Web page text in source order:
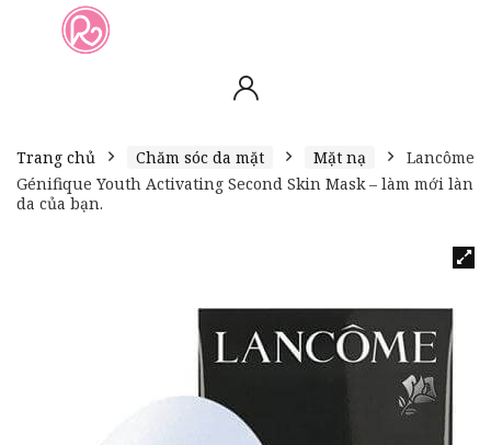
Trang chủ Chăm sóc da mặt Mặt nạ
Lancôme
Génifique Youth Activating Second Skin Mask – làm mới làn
da của bạn.